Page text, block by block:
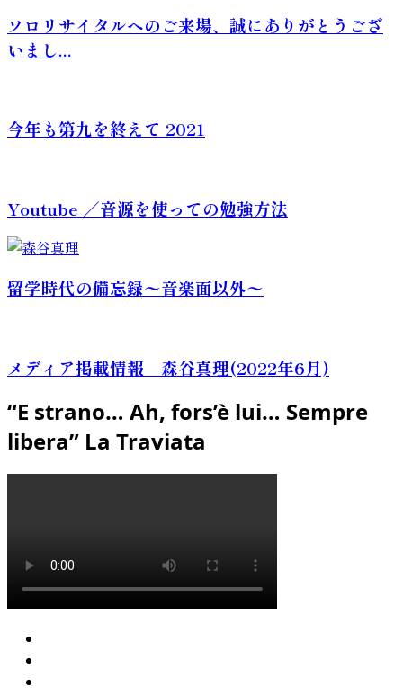
ソロリサイタルへのご来場、誠にありがとうござ
いまし...
今年も第九を終えて 2021
Youtube ／音源を使っての勉強方法
留学時代の備忘録〜音楽面以外〜
メディア掲載情報 森谷真理(2022年6月)
“E strano… Ah, fors’è lui… Sempre
libera” La Traviata